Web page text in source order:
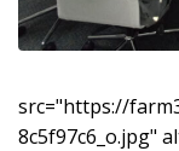
src="https://
8c5f97c6_o.jpg"